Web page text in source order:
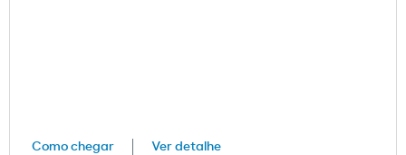
Como chegar Ver detalhe